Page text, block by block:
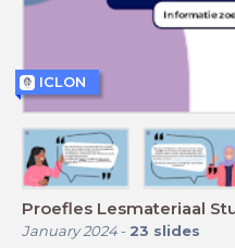
Proefles Lesmateriaal
January 2024- 23 slides
ICLON